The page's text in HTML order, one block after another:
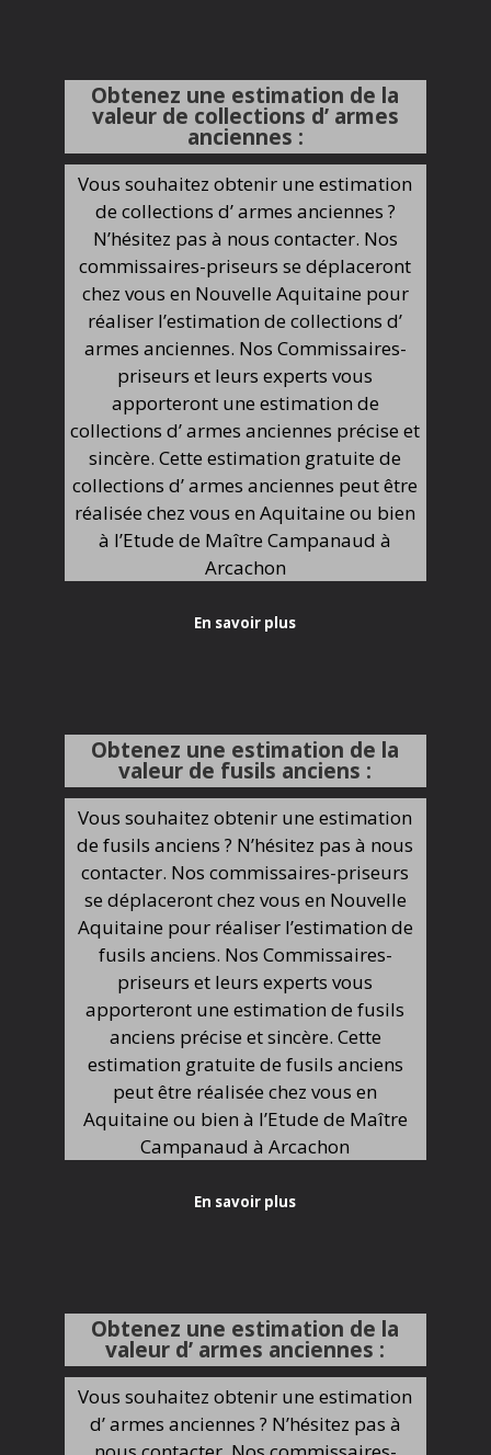
Obtenez une estimation de la
valeur de collections d’ armes
anciennes :
Vous souhaitez obtenir une estimation
de collections d’ armes anciennes ?
N’hésitez pas à nous contacter. Nos
commissaires-priseurs se déplaceront
chez vous en Nouvelle Aquitaine pour
réaliser l’estimation de collections d’
armes anciennes. Nos Commissaires-
priseurs et leurs experts vous
apporteront une estimation de
collections d’ armes anciennes précise et
sincère. Cette estimation gratuite de
collections d’ armes anciennes peut être
réalisée chez vous en Aquitaine ou bien
à l’Etude de Maître Campanaud à
Arcachon
En savoir plus
Obtenez une estimation de la
valeur de fusils anciens :
Vous souhaitez obtenir une estimation
de fusils anciens ? N’hésitez pas à nous
contacter. Nos commissaires-priseurs
se déplaceront chez vous en Nouvelle
Aquitaine pour réaliser l’estimation de
fusils anciens. Nos Commissaires-
priseurs et leurs experts vous
apporteront une estimation de fusils
anciens précise et sincère. Cette
estimation gratuite de fusils anciens
peut être réalisée chez vous en
Aquitaine ou bien à l’Etude de Maître
Campanaud à Arcachon
En savoir plus
Obtenez une estimation de la
valeur d’ armes anciennes :
Vous souhaitez obtenir une estimation
d’ armes anciennes ? N’hésitez pas à